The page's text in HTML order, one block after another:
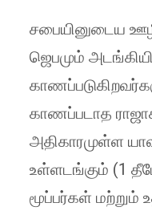
சபையினுடைய
ஜெபமும்
காணப்படாத
அதிகாரமுள்ள
உள்ளடங்கும் (1
மூப்பர்கள் மற்றும்